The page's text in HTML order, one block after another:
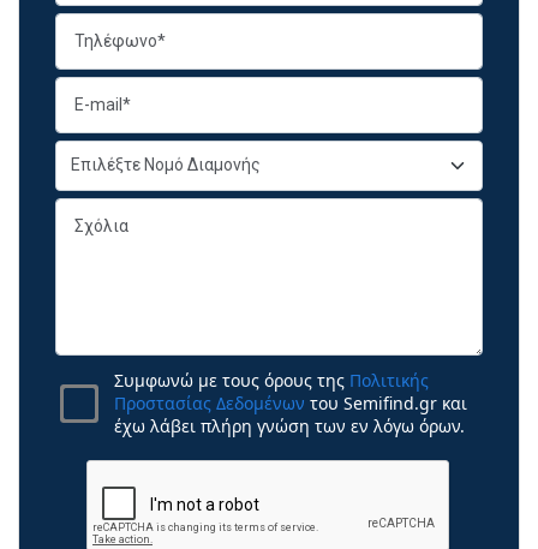
Συμφωνώ με τους όρους της Πολιτικής
Προστασίας Δεδομένων του Semifind.gr και
έχω λάβει πλήρη γνώση των εν λόγω όρων.